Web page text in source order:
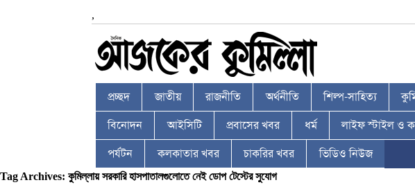
,
প্রচ্ছদ জাতীয় রাজনীতি অর্থনীতি শিল্প-সাহিত্য
বিনোদন আইসিটি প্রবাসের খবর ধর্ম লাইফ স্টাইল ও
পর্যটন কলকাতার খবর চাকরির খবর ভিডিও নিউজ
Tag Archives: কুমিল্লায় সরকারি হাসপাতালগুলোতে নেই ডোপ টেস্টের সুযোগ